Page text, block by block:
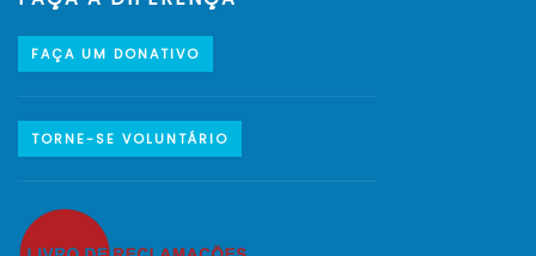
FAÇA UM DONATIVO
TORNE-SE VOLUNTÁRIO